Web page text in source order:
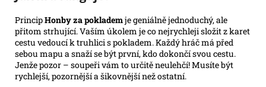
PrincipHonby za poklademje geniálně jednoduchý, ale
přitom strhující. Vaším úkolem je co nejrychleji složit z karet
cestu vedoucí k truhlici s pokladem. Každý hráč má před
sebou mapu a snaží se být první, kdo dokončí svou cestu.
Jenže pozor – soupeři vám to určitě neulehčí! Musíte být
rychlejší, pozornější a šikovnější než ostatní.